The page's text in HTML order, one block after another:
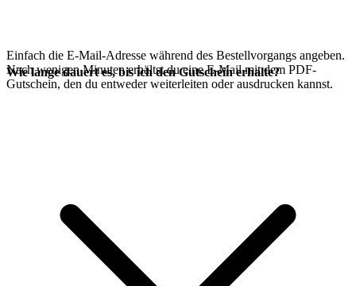
Einfach die E-Mail-Adresse während des Bestellvorgangs angeben.
Nach wenigen Minuten erhältst du eine E-Mail mit dem PDF-
Gutschein, den du entweder weiterleiten oder ausdrucken kannst.
Wie lange dauert es, bis ich den Gutschein erhalte?